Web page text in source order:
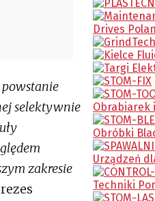
powstanie
selektywnie
zakresie